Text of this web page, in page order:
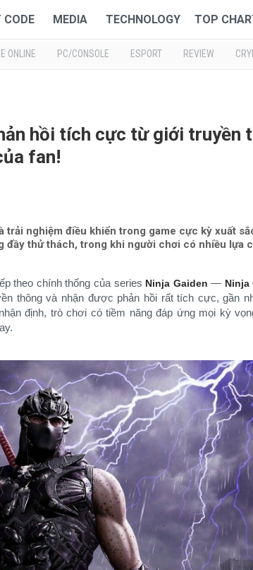
CODE MEDIA TECHNOLOGY TOP
ONLINE PC/CONSOLE ESPORT REVIEW
hồi tích cực từ giới truyền
fan!
trải nghiệm điều khiển trong game cực kỳ xuất
đầy thử thách, trong khi người chơi có nhiều lựa
theo chính thống của series Ninja Gaiden — Ninja
thông và nhận được phản hồi rất tích cực, gần
định, trò chơi có tiềm năng đáp ứng mọi kỳ